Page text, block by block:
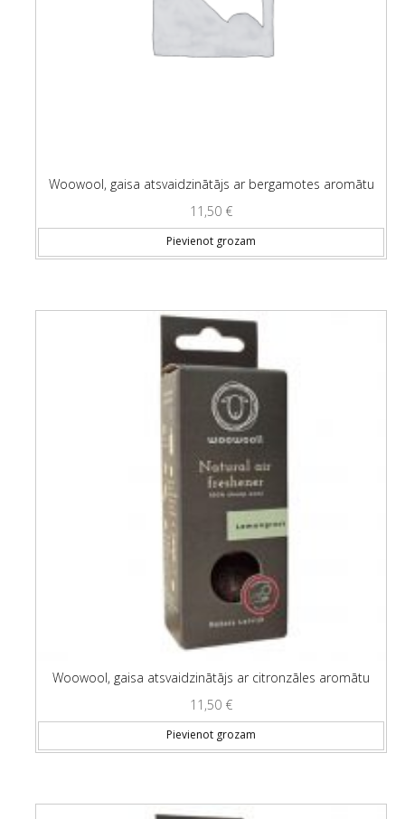
Woowool, gaisa atsvaidzinātājs ar bergamotes aromātu
11,50 €
Pievienot grozam
Woowool, gaisa atsvaidzinātājs ar citronzāles aromātu
11,50 €
Pievienot grozam